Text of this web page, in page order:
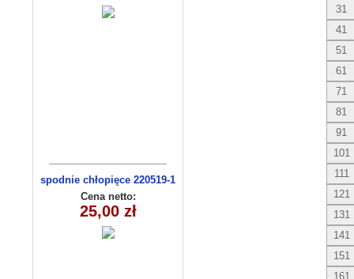
spodnie chłopięce 220519-1
(1-6) 5szt
Cena netto:
25,00 zł
31
41
51
61
71
81
91
101
111
121
131
141
151
161